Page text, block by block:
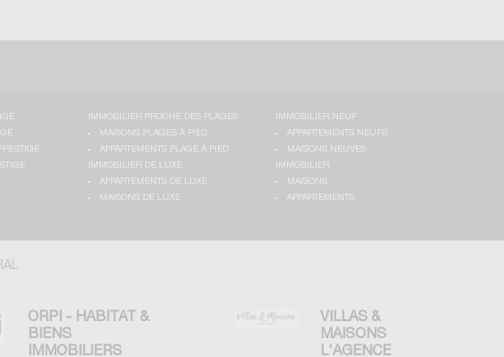
IMMOBILIER PROCHE DES PLAGES
MAISONS PLAGES À PIED
APPARTEMENTS PLAGE À PIED
IMMOBILIER NEUF
APPARTEMENTS NEUFS
MAISONS NEUVES
IMMOBILIER DE LUXE
APPARTEMENTS DE LUXE
MAISONS DE LUXE
IMMOBILIER
MAISONS
APPARTEMENTS
ORPI - HABITAT &
BIENS
IMMOBILIERS
VILLAS &
MAISONS
L'AGENCE